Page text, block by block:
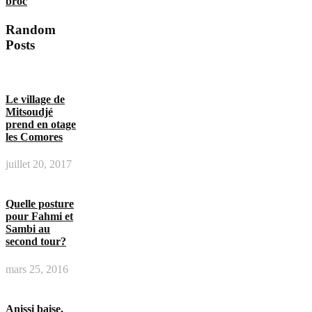
Random
Posts
Le village de
Mitsoudjé
prend en otage
les Comores
juillet 20, 2017
Quelle posture
pour Fahmi et
Sambi au
second tour?
mars 25, 2016
Anissi baise,